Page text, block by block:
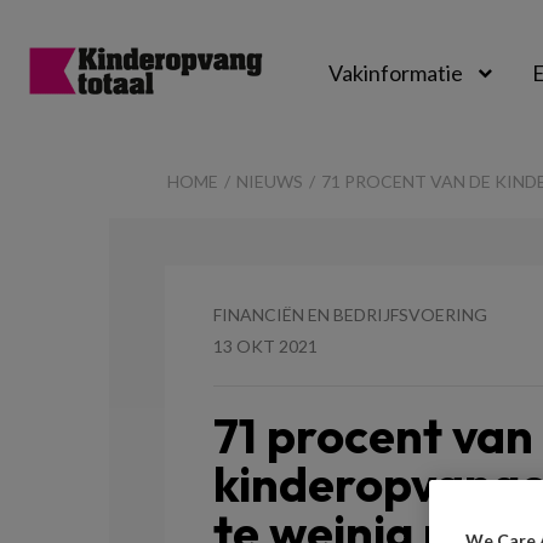
Vakinformatie
HOME NIEUWS 71 PROCENT VAN DE
FINANCIËN EN BEDRIJFSVOERING
13 OKT 2021
71 procent